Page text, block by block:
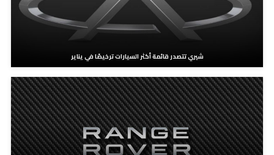
شيري تتصدر قائمة أكثر السيارات ترخيصًا في يناير